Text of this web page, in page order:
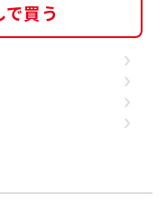
で買う